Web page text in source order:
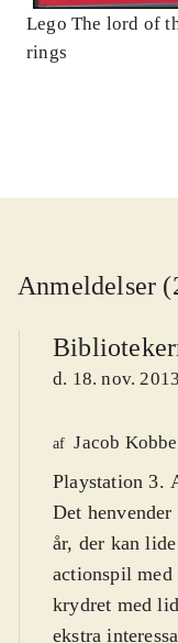
Lego The lord of
rings
Anmeldelser
d. 18. nov. 2013
af Jacob
Playstation 3.
Det
år, der kan
actionspil med
krydret med
ekstra